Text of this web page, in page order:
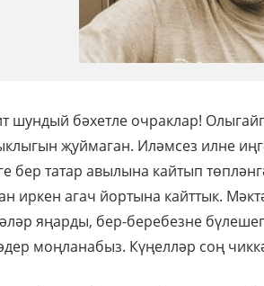
шундый бәхетле очраклар!
җуймаган. Иләмсез илне
бер татар авылына кайтып
иркен агач йортына кайттык.
яңарды, бер-беребезне
моңланабыз. Күңелләр соң